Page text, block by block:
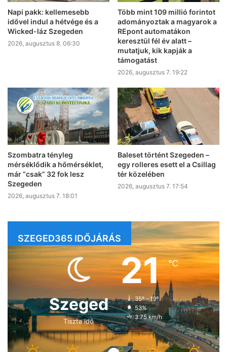
Napi pakk: kellemesebb
idővel indul a hétvége és a
Wicked-láz Szegeden
2026, augusztus 8. 06:30
Több mint 109 millió forintot
adományoztak a magyarok a
REpont automatákon
keresztül fél év alatt –
mutatjuk, kik kapják a
támogatást
2026, augusztus 7. 19:22
Szombatra tényleg
mérséklődik a hőmérséklet,
már “csak” 32 fok lesz
Szegeden
2026, augusztus 7. 18:01
Baleset történt Szegeden –
egy rolleres esett el a Csillag
tér közelében
2026, augusztus 7. 17:54
SZEGED365 IDŐJÁRÁS
Szeged
Tiszta idő
21℃
35º - 19º
53%
3.75 km/h